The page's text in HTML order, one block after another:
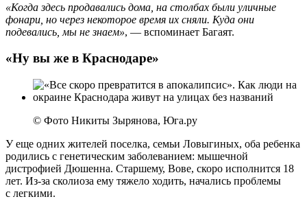
«Когда здесь продавались дома, на столбах были уличные
фонари, но через некоторое время их сняли. Куда они
подевались, мы не знаем», — вспоминает Багаят.
«Ну вы же в Краснодаре»
© Фото Никиты Зырянова, Юга.ру
У еще одних жителей поселка, семьи Ловыгиных, оба ребенка
родились с генетическим заболеванием: мышечной
дистрофией Дюшенна. Старшему, Вове, скоро исполнится 18
лет. Из-за сколиоза ему тяжело ходить, начались проблемы
с легкими.